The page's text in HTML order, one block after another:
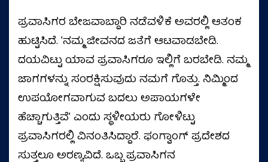
ಪ್ರವಾಸಿಗರ ಬೇಜವಾಬ್ದಾರಿ ನಡೆವಳಿಕೆ ಅವರಲ್ಲಿ ಆತಂಕ
ಹುಟ್ಟಿಸಿದೆ. ʼನಮ್ಮ ಜೀವನದ ಜತೆಗೆ ಆಟವಾಡಬೇಡಿ.
ದಯವಿಟ್ಟು ಯಾವ ಪ್ರವಾಸಿಗರೂ ಇಲ್ಲಿಗೆ ಬರಬೇಡಿ. ನಮ್ಮ
ಜಾಗಗಳನ್ನು ಸಂರಕ್ಷಿಸುವುದು ನಮಗೆ ಗೊತ್ತು. ನಿಮ್ಮಿಂದ
ಉಪಯೋಗವಾಗುವ ಬದಲು ಅಪಾಯಗಳೇ
ಹೆಚ್ಚಾಗುತ್ತಿವೆʼ ಎಂದು ಸ್ಥಳೀಯರು ಗೋಳಿಟ್ಟು
ಪ್ರವಾಸಿಗರಲ್ಲಿ ವಿನಂತಿಸಿದ್ದಾರೆ. ಫಂಗ್ವಾಂಗ್ ಪ್ರದೇಶದ
ಸುತ್ತಲೂ ಅರಣ್ಯವಿದೆ. ಒಬ್ಬ ಪ್ರವಾಸಿಗನ